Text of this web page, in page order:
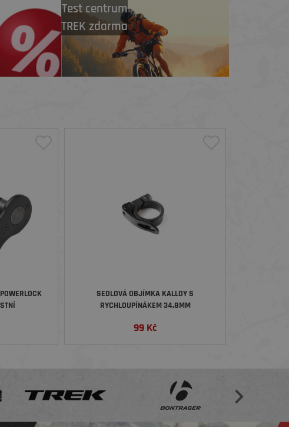
Test centrum
TREK zdarma
SEDLOVÁ OBJÍMKA KALLOY S
RYCHLOUPÍNÁKEM 34,8MM
99 Kč